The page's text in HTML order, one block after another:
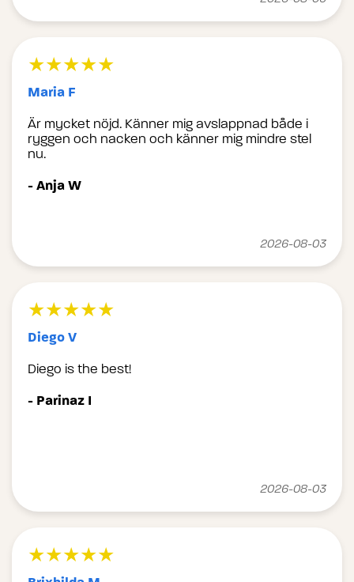
★★★★★
Maria F
Är mycket nöjd. Känner mig avslappnad både i
ryggen och nacken och känner mig mindre stel
nu.
- Anja W
2026-08-03
★★★★★
Diego V
Diego is the best!
- Parinaz I
2026-08-03
★★★★★